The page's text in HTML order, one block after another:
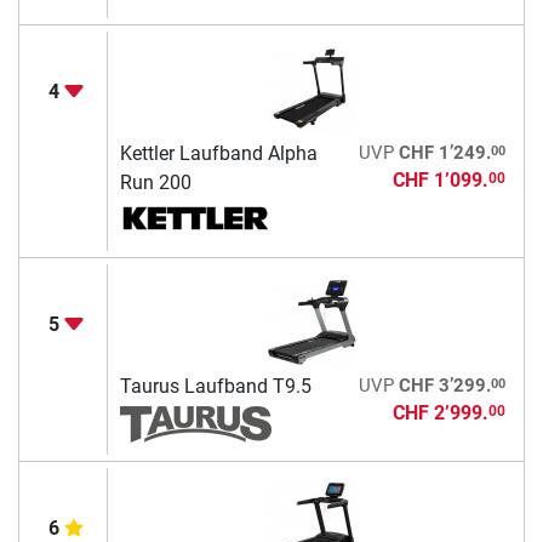
4
Kettler Laufband Alpha
Run 200
UVP CHF 1’249.00
CHF 1’099.00
5
Taurus Laufband T9.5 UVP CHF 3’299.00
CHF 2’999.00
6